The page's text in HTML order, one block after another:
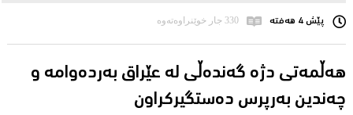
پێش 4 هەفتە 330 جار خوێنراوەتەوە
هەڵمەتی دژە گەندەڵی لە عێراق بەردەوامە و
چەندین بەرپرس دەستگیركراون